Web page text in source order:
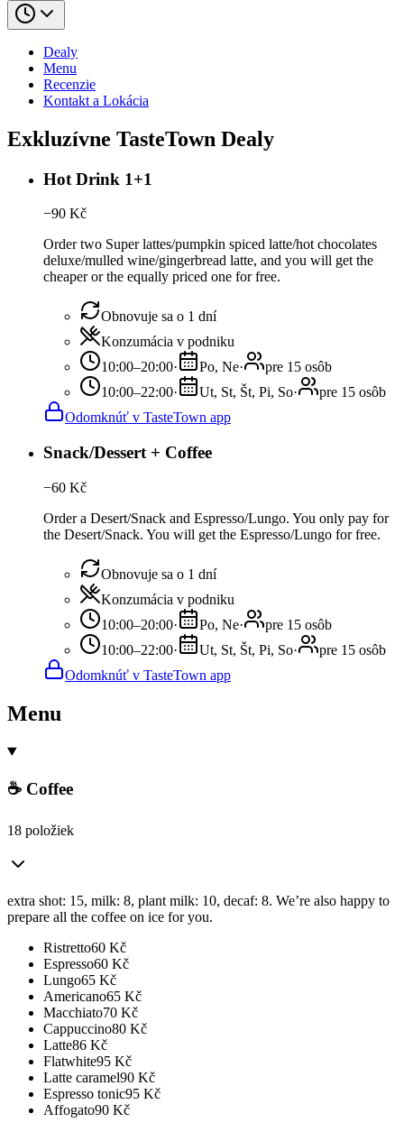
Dealy
Menu
Recenzie
Kontakt a Lokácia
Exkluzívne TasteTown Dealy
Hot Drink 1+1
−90 Kč
Order two Super lattes/pumpkin spiced latte/hot chocolates
deluxe/mulled wine/gingerbread latte, and you will get the
cheaper or the equally priced one for free.
Obnovuje sa o 1 dní
Konzumácia v podniku
10:00–20:00· Po, Ne·
pre 15 osôb
10:00–22:00· Ut, St, Št, Pi, So·
pre 15 osôb
Odomknúť v TasteTown app
Snack/Dessert + Coffee
−60 Kč
Order a Desert/Snack and Espresso/Lungo. You only pay for
the Desert/Snack. You will get the Espresso/Lungo for free.
Obnovuje sa o 1 dní
Konzumácia v podniku
10:00–20:00· Po, Ne·
pre 15 osôb
10:00–22:00· Ut, St, Št, Pi, So·
pre 15 osôb
Odomknúť v TasteTown app
Menu
☕ Coffee
18 položiek
extra shot: 15, milk: 8, plant milk: 10, decaf: 8. We’re also happy to
prepare all the coffee on ice for you.
Ristretto60 Kč
Espresso60 Kč
Lungo65 Kč
Americano65 Kč
Macchiato70 Kč
Cappuccino80 Kč
Latte86 Kč
Flatwhite95 Kč
Latte caramel90 Kč
Espresso tonic95 Kč
Affogato90 Kč